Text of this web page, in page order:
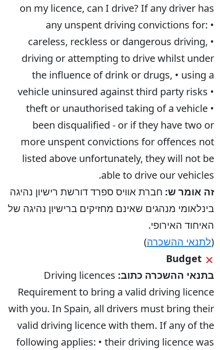
on my licence, can I drive? If any driver has
any unspent driving convictions for: •
careless, reckless or dangerous driving, •
driving or attempting to drive whilst under
the influence of drink or drugs, • using a
vehicle uninsured against third party risks •
theft or unauthorised taking of a vehicle •
been disqualified - or if they have two or
more unspent convictions for offences not
listed above unfortunately, they will not be
able to drive our vehicles.
זה אומר ש: חברת אוויס ספרד דורשת רישיון נהיגה
בינלאומי מנהגים שאינם מחזיקים ברישיון נהיגה של
האיחוד האירופי.
(לתנאי ההשכרה)
Budget
בתנאי ההשכרה כתוב: Driving licences
Requirement to bring a valid driving licence
with you. In Spain, all drivers must bring their
valid driving licence with them. If any of the
following applies: • their driving licence was